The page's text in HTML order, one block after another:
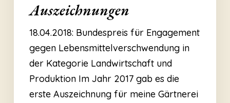
Auszeichnungen
18.04.2018: Bundespreis für Engagement
gegen Lebensmittelverschwendung in
der Kategorie Landwirtschaft und
Produktion Im Jahr 2017 gab es die
erste Auszeichnung für meine Gärtnerei